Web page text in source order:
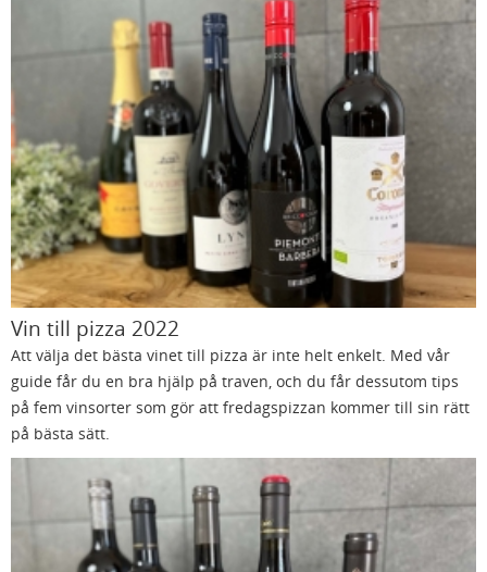
Vin till pizza 2022
Att välja det bästa vinet till pizza är inte helt enkelt. Med vår
guide får du en bra hjälp på traven, och du får dessutom tips
på fem vinsorter som gör att fredagspizzan kommer till sin rätt
på bästa sätt.